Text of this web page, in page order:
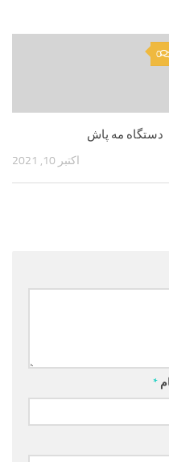
0
دستگاه مه پاش
اکتبر 10, 2021
*